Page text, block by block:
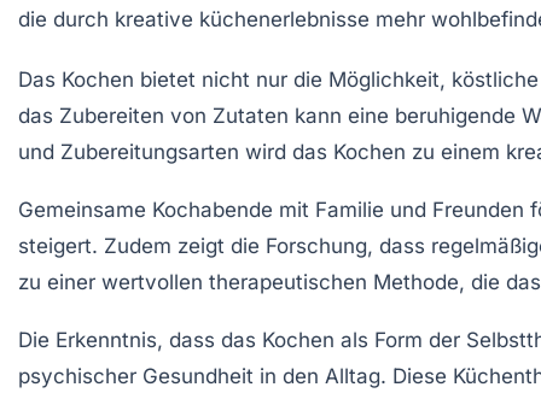
Das Kochen bietet nicht nur die Möglichkeit,
das Zubereiten von Zutaten kann eine beruhigende
und Zubereitungsarten wird das Kochen zu einem
Gemeinsame Kochabende mit Familie und Freunden
steigert. Zudem zeigt die Forschung, dass
zu einer wertvollen therapeutischen Methode, die
Die Erkenntnis, dass das Kochen als Form der
psychischer Gesundheit in den Alltag. Diese